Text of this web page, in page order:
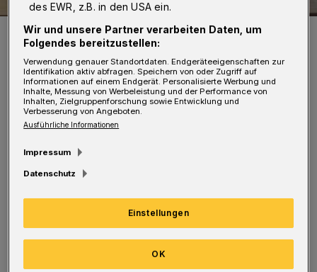
Foto: CVJM
O b nun Programmierung am
Aufsetzen und Einrichten eines Heim-
Medien-Servers, Fragen der Datensicherheit
oder einfach das Spielen an den vorhandenen
Konsolen und Computern - für jeden ist etwas
außerdem mit besonderen Themen-Abenden
des EWR, z.B. in den USA ein.
Wir und unsere Partner verarbeiten Daten, um
Folgendes bereitzustellen:
Verwendung genauer Standortdaten. Endgeräteeigenschaften zur
Identifikation aktiv abfragen. Speichern von oder Zugriff auf
Informationen auf einem Endgerät. Personalisierte Werbung und
Inhalte, Messung von Werbeleistung und der Performance von
Inhalten, Zielgruppenforschung sowie Entwicklung und
Verbesserung von Angeboten.
Ausführliche Informationen
Impressum
Datenschutz
Einstellungen
OK